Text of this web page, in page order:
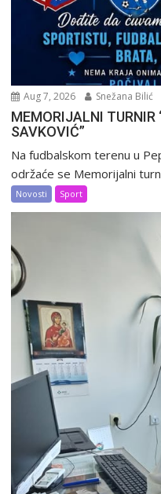
Aug 7, 2026 Snežana Bilić
MEMORIJALNI TURNIR
SAVKOVIĆ”
Na fudbalskom terenu u
održaće se Memorijalni
Novosti Sport